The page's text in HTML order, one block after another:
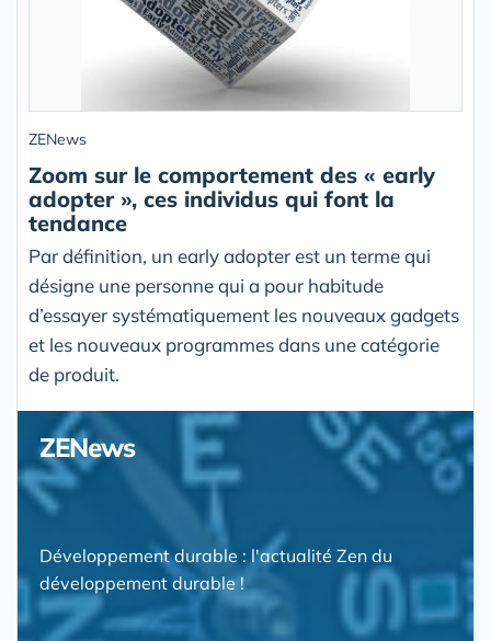
ZENews
Zoom sur le comportement des « early
adopter », ces individus qui font la
tendance
Par définition, un early adopter est un terme qui
désigne une personne qui a pour habitude
d’essayer systématiquement les nouveaux gadgets
et les nouveaux programmes dans une catégorie
de produit.
ZENews
Développement durable : l'actualité Zen du
développement durable !